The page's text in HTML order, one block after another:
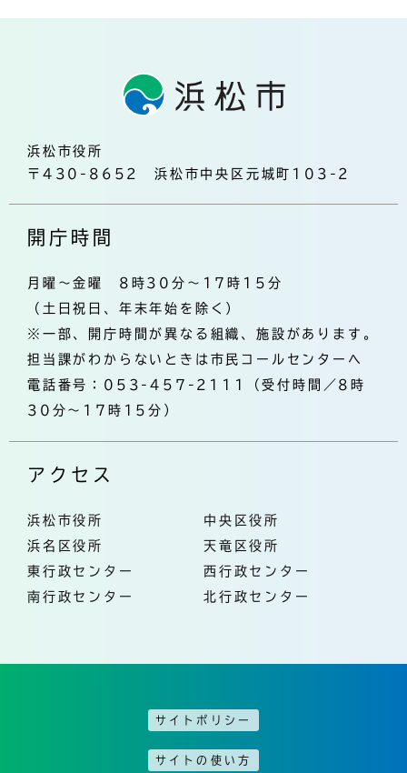
浜松市役所
〒430-8652 浜松市中央区元城町103-2
開庁時間
月曜～金曜 8時30分～17時15分
（土日祝日、年末年始を除く）
※一部、開庁時間が異なる組織、施設があります。
担当課がわからないときは市民コールセンターへ
電話番号：053-457-2111（受付時間／8時
30分～17時15分）
アクセス
浜松市役所
中央区役所
浜名区役所
天竜区役所
東行政センター
西行政センター
南行政センター
北行政センター
サイトポリシー
サイトの使い方